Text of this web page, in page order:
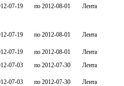
07-19 по 2012-08-01 Лента
07-19 по 2012-08-01 Лента
07-19 по 2012-08-01
Лента
07-03 по 2012-07-30
Лента
07-03 по 2012-07-30 Лента